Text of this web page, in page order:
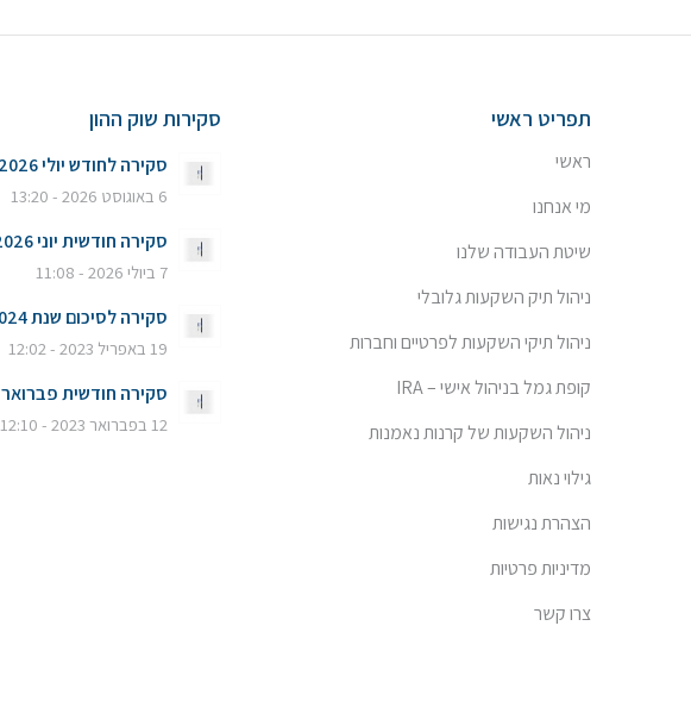
תפריט ראשי
ראשי
מי אנחנו
שיטת העבודה שלנו
ניהול תיק השקעות גלובלי
ניהול תיקי השקעות לפרטיים וחברות
קופת גמל בניהול אישי – IRA
ניהול השקעות של קרנות נאמנות
גילוי נאות
הצהרת נגישות
מדיניות פרטיות
צרו קשר
סקירות שוק ההון
סקירה לחודש יולי 2026
6 באוגוסט 2026 - 13:20
סקירה חודשית יוני 2026
7 ביולי 2026 - 11:08
סקירה לסיכום שנת 2024
19 באפריל 2023 - 12:02
סקירה חודשית פברואר 2023
12 בפברואר 2023 - 12:10